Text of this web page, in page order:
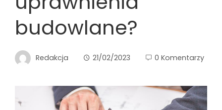
budowlane?
Redakcja 21/02/2023 0 Komentarzy